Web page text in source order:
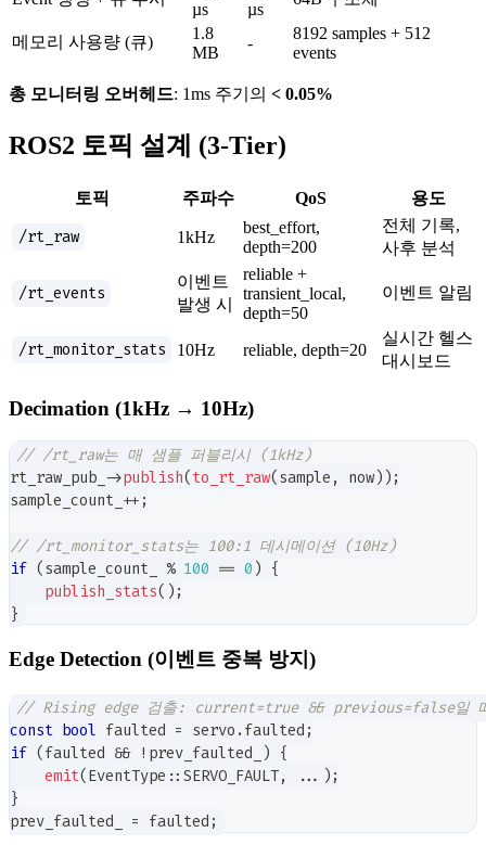
µs
µs
메모리 사용량 (큐)
1.8
MB
-
8192 samples + 512
events
총 모니터링 오버헤드: 1ms 주기의 < 0.05%
ROS2 토픽 설계 (3-Tier)
토픽 주파수 QoS 용도
/rt_raw 1kHz
best_effort,
depth=200
전체 기록,
사후 분석
/rt_events
이벤트
발생 시
reliable +
transient_local,
depth=50
이벤트 알림
/rt_monitor_stats 10Hz reliable, depth=20
실시간 헬스
대시보드
Decimation (1kHz → 10Hz)
// /rt_raw는 매 샘플 퍼블리시 (1kHz)
rt_raw_pub_ ->publish(to_rt_raw(sample , now) ) ;
sample_count_ ++ ;
// /rt_monitor_stats는 100:1 데시메이션 (10Hz)
if (sample_count_ % 100 == 0 ) {
publish_stats( ) ;
}
Edge Detection (이벤트 중복 방지)
// Rising edge 검출: current=true && previous=false일
const bool faulted = servo . faulted ;
if (faulted && ! prev_faulted_ ) {
emit(EventType :: SERVO_FAULT, ... ) ;
}
prev_faulted_ = faulted ;